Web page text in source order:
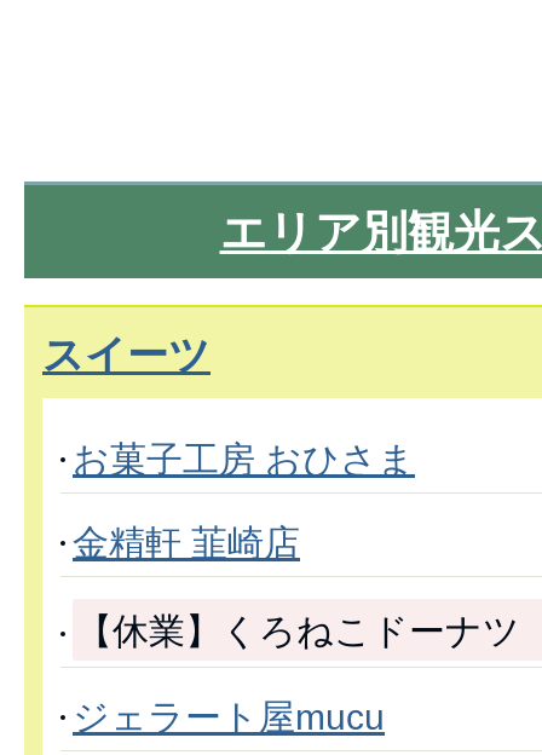
エリア別観光
スイーツ
お菓子工房 おひさま
金精軒 韮崎店
【休業】くろねこドーナツ
ジェラート屋mucu